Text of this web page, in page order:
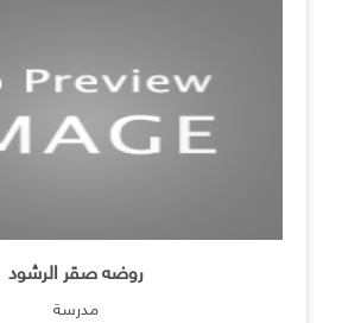
روضه صقر الرشود
مدرسة